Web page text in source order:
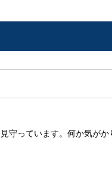
守っています。何か気がか